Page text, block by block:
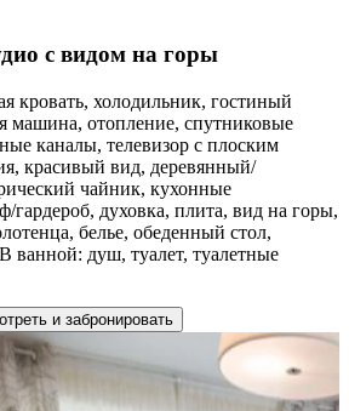
с видом на горы
кровать, холодильник, гостиный
машина, отопление, спутниковые
каналы, телевизор с плоским
красивый вид, деревянный/
чайник, кухонные
духовка, плита, вид на горы,
белье, обеденный стол,
ванной: душ, туалет, туалетные
и забронировать